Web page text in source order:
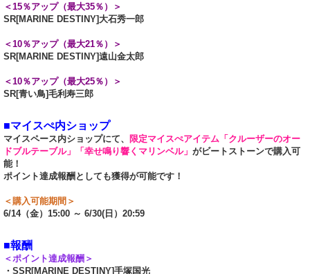
＜15％アップ（最大35％）＞
SR[MARINE DESTINY]大石秀一郎
＜10％アップ（最大21％）＞
SR[MARINE DESTINY]遠山金太郎
＜10％アップ（最大25％）＞
SR[青い鳥]毛利寿三郎
■マイスぺ内ショップ
マイスペース内ショップにて、
限定マイスぺアイテム「クルーザーのオー
ドブルテーブル」「幸せ鳴り響くマリンベル」 がビートストーンで購入可
能！
ポイント達成報酬としても獲得が可能です！
＜購入可能期間＞
6/14（金）15:00 ～ 6/30(日）20:59
■報酬
＜ポイント達成報酬＞
・SSR[MARINE DESTINY]手塚国光